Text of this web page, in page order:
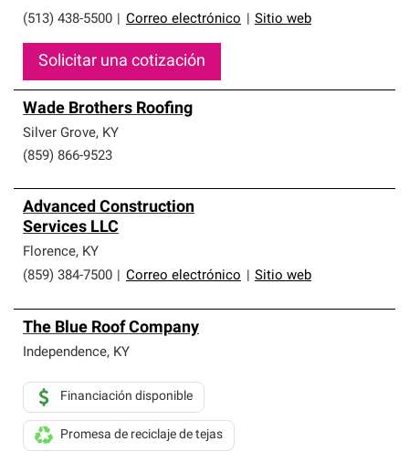
(513) 438-5500 Correo electrónico Sitio web
Solicitar una cotización
Wade Brothers Roofing
Silver Grove, KY
(859) 866-9523
Advanced Construction
Services LLC
Florence, KY
(859) 384-7500
Correo electrónico Sitio web
The Blue Roof Company
Independence, KY
Financiación disponible
Promesa de reciclaje de tejas